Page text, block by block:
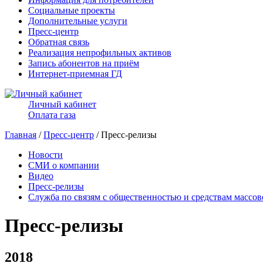
Социальные проекты
Дополнительные услуги
Пресс-центр
Обратная связь
Реализация непрофильных активов
Запись абонентов на приём
Интернет-приемная ГД
Личный кабинет
Оплата газа
Главная /Пресс-центр / Пресс-релизы
Новости
СМИ о компании
Видео
Пресс-релизы
Служба по связям с общественностью и средствам
Пресс-релизы
2018